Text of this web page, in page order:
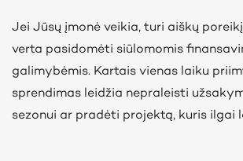
Jei Jūsų įmonė veikia, turi aiškų
verta pasidomėti siūlomomis
galimybėmis. Kartais vienas laiku
sprendimas leidžia nepraleisti
sezonui ar pradėti projektą, kuris ilgai